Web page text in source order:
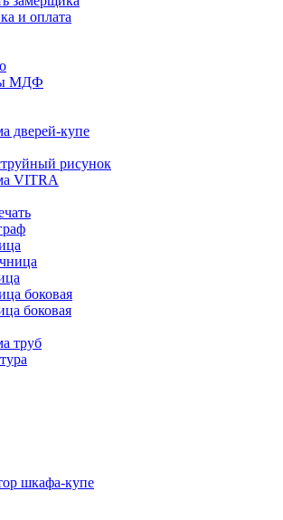
и оплата
МДФ
дверей-купе
рисунок
VITRA
боковая
боковая
труб
шкафа-купе